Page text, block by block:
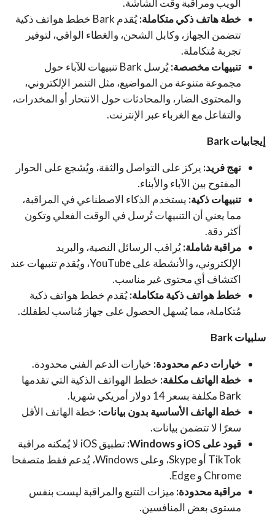
خطة هاتف ذكي متكاملة:
يُقدم Bark خطط هواتف ذكية
تتضمن الجهاز، وكابل الشحن، والغطاء الواقي، لتوفير
تجربة مُتكاملة.
تنبيهات مخصصة:
يُرسل Bark تنبيهات للآباء حول
مجموعة متنوعة من المواضيع، مثل التنمر الإلكتروني،
والمحتوى الضار، والمحادثات حول الانتحار أو المخدرات،
والتفاعل مع الغرباء عبر الإنترنت.
إيجابيات Bark
نهج فريد: يركز على التواصل والثقة، ويُشجع على الحوار
المفتوح بين الآباء والأبناء.
تنبيهات ذكية: يستخدم الذكاء الاصطناعي في المراقبة،
مما يعني أن التنبيهات تُرسل في الوقت الفعلي وتكون
أكثر دقة.
مراقبة شاملة:يُراقب الرسائل النصية، والبريد
الإلكتروني، والأنشطة على YouTube، ويُقدم تنبيهات عند
اكتشاف أي محتوى غير مناسب.
خطط هواتف ذكية متكاملة:يُقدم خطط هواتف ذكية
مُتكاملة، مما يُسهل الحصول على جهاز مُناسب لطفلك.
سلبيات Bark
خيارات دعم محدودة: خيارات الدعم الفني محدودة.
خطة الهاتف مكلفة: خطط الهواتف الذكية التي تقدمها
Bark مكلفة بسعر 14 دولار أمريكي شهريا.
خطة الهاتف الأساسية بدون بيانات: خطة الهاتف الأقل
سعرًا لا تتضمن بيانات.
قيود على iOS و Windows:
تطبيق iOS لا يُمكنه مراقبة
TikTok أو Skype، وعلى Windows، يُدعم فقط متصفحا
Chrome و Edge.
مراقبة محدودة: ميزات التتبع والمراقبة ليست بنفس
مستوى بعض المنافسين.